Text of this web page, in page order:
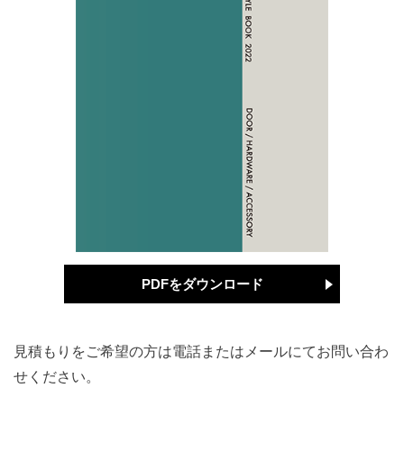
PDFをダウンロード
見積もりをご希望の方は電話またはメールにてお問い合わ
せください。